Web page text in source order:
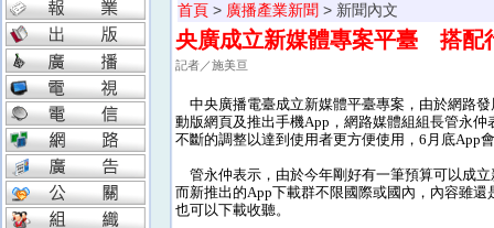
首頁 > 廣播產業新聞 > 新聞內文
央廣成立新媒體專案平臺 搭配
記者／施美亘
中央廣播電臺成立新媒體平臺專案，由於網路
動版網頁及推出手機App，網路媒體組組長管永
不斷的調整以達到使用者更方便使用，6月底App
管永仲表示，由於今年剛好有一筆預算可以成
而新推出的App下載群不限國際或國內，內容雖
也可以下載收聽。